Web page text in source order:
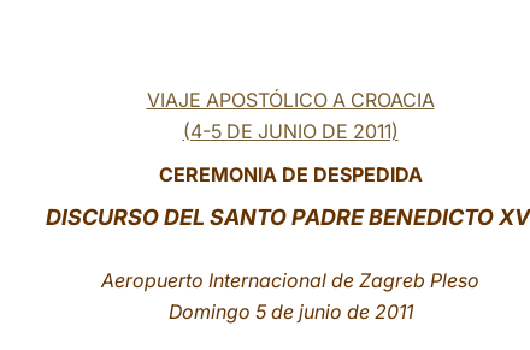
VIAJE APOSTÓLICO A CROACIA
(4-5 DE JUNIO DE 2011)
CEREMONIA DE DESPEDIDA
DISCURSO DEL SANTO PADRE BENEDICTO
Aeropuerto Internacional de Zagreb Pleso
Domingo 5 de junio de 2011